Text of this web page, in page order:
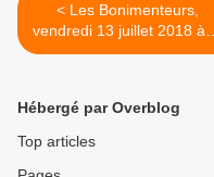
< Les Bonimenteurs,
vendredi 13 juillet 2018 à la
Seyne sur Mer (83)
Hébergé par Overblog
Top articles